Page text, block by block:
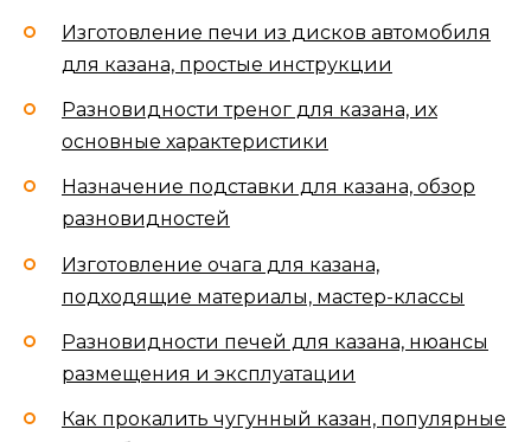
Изготовление печи из дисков автомобиля
для казана, простые инструкции
Разновидности треног для казана, их
основные характеристики
Назначение подставки для казана, обзор
разновидностей
Изготовление очага для казана,
подходящие материалы, мастер-классы
Разновидности печей для казана, нюансы
размещения и эксплуатации
Как прокалить чугунный казан, популярные